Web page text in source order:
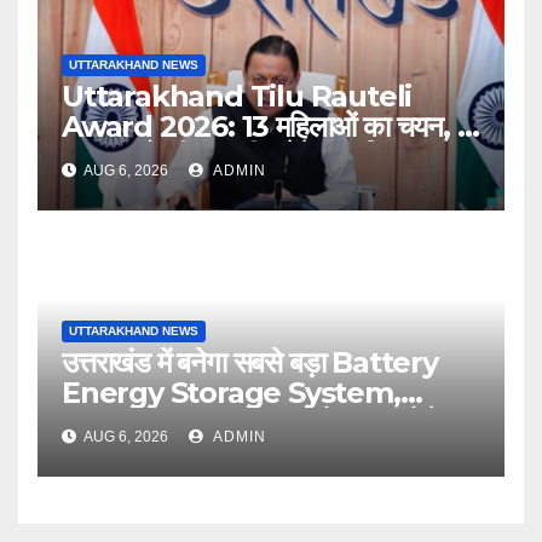
UTTARAKHAND NEWS
Uttarakhand Tilu Rauteli
Award 2026: 13 महिलाओं का चयन, 8
अगस्त को सीएम धामी करेंगे सम्मानित
AUG 6, 2026 ADMIN
UTTARAKHAND NEWS
उत्तराखंड में बनेगा सबसे बड़ा Battery
Energy Storage System,
UJVNL लगाएगा 352 करोड़ का प्रोजेक्ट
AUG 6, 2026 ADMIN